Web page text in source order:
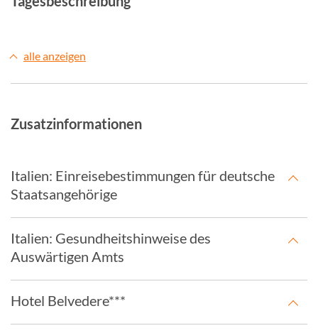
alle anzeigen
Zusatzinformationen
Italien: Einreisebestimmungen für deutsche
Staatsangehörige
Italien: Gesundheitshinweise des
Auswärtigen Amts
Hotel Belvedere***